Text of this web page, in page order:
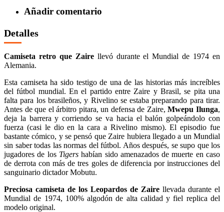
Añadir comentario
Detalles
Camiseta retro que Zairellevó durante el Mundial de 1974 en
Alemania.
Esta camiseta ha sido testigo de una de las historias más increíbles
del fútbol mundial. En el partido entre Zaire y Brasil, se pita una
falta para los brasileños, y Rivelino se estaba preparando para tirar.
Antes de que el árbitro pitara, un defensa de Zaire,Mwepu Ilunga,
deja la barrera y corriendo se va hacia el balón golpeándolo con
fuerza (casi le dio en la cara a Rivelino mismo). El episodio fue
bastante cómico, y se pensó que Zaire hubiera llegado a un Mundial
sin saber todas las normas del fútbol. Años después, se supo que los
jugadores de los Tigershabían sido amenazados de muerte en caso
de derrota con más de tres goles de diferencia por instrucciones del
sanguinario dictador Mobutu.
Preciosa camiseta de los Leopardos de Zaire llevada durante el
Mundial de 1974, 100% algodón de alta calidad y fiel replica del
modelo original.